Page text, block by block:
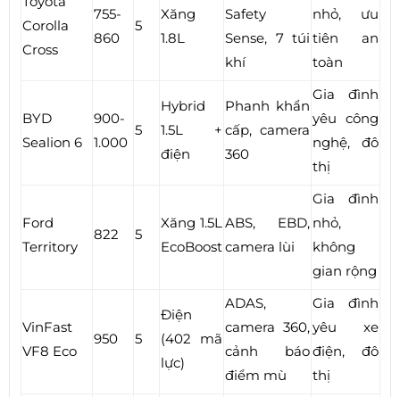
Corolla
Cross
755-
860
5
Xăng
1.8L
Safety
Sense, 7 túi
khí
nhỏ, ưu
tiên an
toàn
BYD
Sealion 6
900-
1.000
5
Hybrid
1.5L +
điện
Phanh khẩn
cấp, camera
360
Gia đình
yêu công
nghệ, đô
thị
Ford
Territory
822 5
Xăng 1.5L
EcoBoost
ABS, EBD,
camera lùi
Gia đình
nhỏ,
không
gian rộng
VinFast
VF8 Eco
950 5
Điện
(402 mã
lực)
ADAS,
camera 360,
cảnh báo
điểm mù
Gia đình
yêu xe
điện, đô
thị